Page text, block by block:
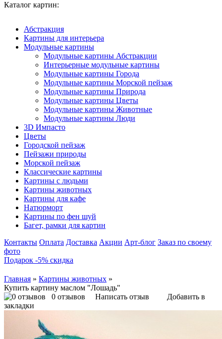
Каталог картин:
Абстракция
Картины для интерьера
Модульные картины
Модульные картины Абстракции
Интерьерные модульные картины
Модульные картины Города
Модульные картины Морской пейзаж
Модульные картины Природа
Модульные картины Цветы
Модульные картины Животные
Модульные картины Люди
3D Импасто
Цветы
Городской пейзаж
Пейзажи природы
Морской пейзаж
Классические картины
Картины с людьми
Картины животных
Картины для кафе
Натюрморт
Картины по фен шуй
Багет, рамки для картин
Контакты Оплата Доставка Акции Арт-блог Заказ по своему
фото
Подарок -5% скидка
Главная » Картины животных »
Купить картину маслом "Лошадь"
0 отзывов
Написать отзыв
Добавить в
закладки